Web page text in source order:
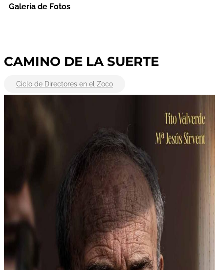
Galeria de Fotos
CAMINO DE LA SUERTE
Ciclo de Directores en el Zoco